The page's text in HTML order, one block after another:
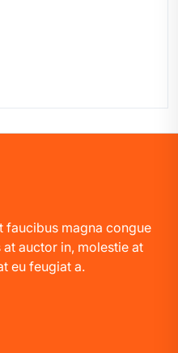
faucibus magna congue
auctor in, molestie at
eu feugiat a.